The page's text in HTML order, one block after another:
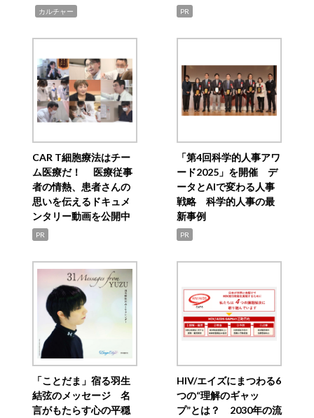
カルチャー PR
CAR T細胞療法はチー
ム医療だ！ 医療従事
者の情熱、患者さんの
思いを伝えるドキュメ
ンタリー動画を公開中
PR
「第4回科学的人事アワ
ード2025」を開催 デ
ータとAIで変わる人事
戦略 科学的人事の最
新事例
PR
「ことだま」宿る羽生
結弦のメッセージ 名
言がもたらす心の平穏
HIV/エイズにまつわる6
つの“理解のギャッ
プ”とは？ 2030年の流